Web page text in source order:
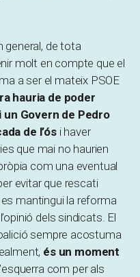
general, de tota
molt en compte que el
a ser el mateix PSOE
hauria de poder
Govern de Pedro
de l’ósi haver
que mai no haurien
com una eventual
evitar que rescati
mantingui la reforma
dels sindicats. El
sempre acostuma
és un moment
com per als